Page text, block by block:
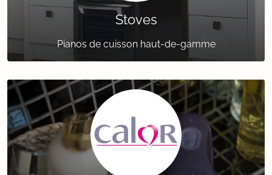
Stoves
Pianos de cuisson haut-de-gamme